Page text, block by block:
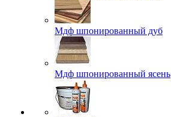
Мдф шпонированный дуб
Мдф шпонированный ясень